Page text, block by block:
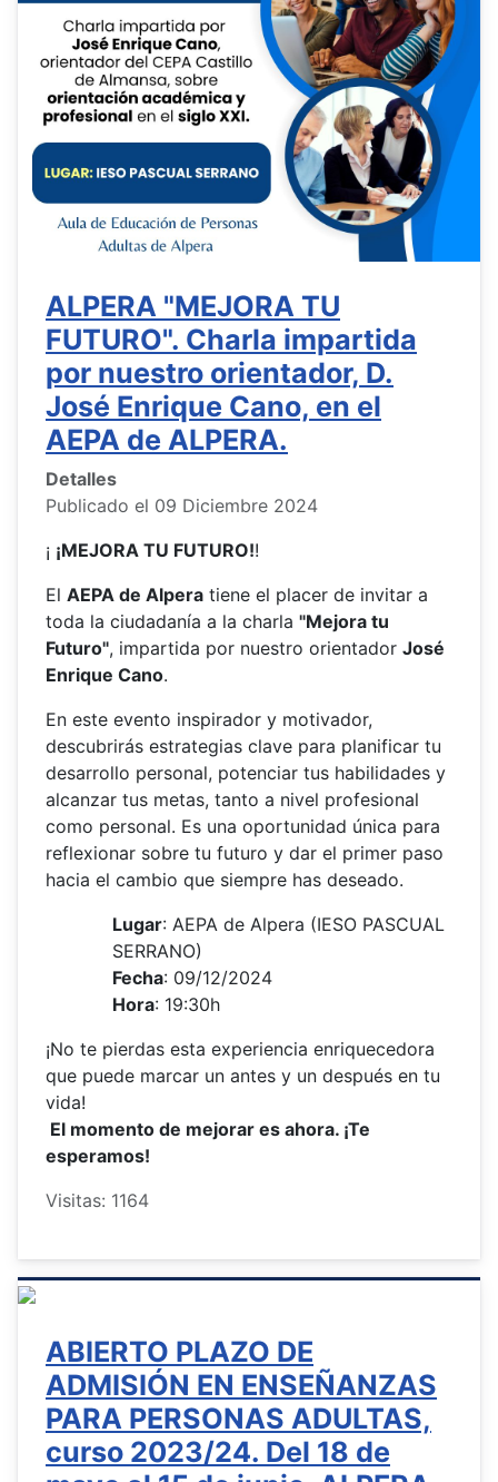
ALPERA "MEJORA TU
FUTURO". Charla impartida
por nuestro orientador, D.
José Enrique Cano, en el
AEPA de ALPERA.
Detalles
Publicado el 09 Diciembre 2024
¡ ¡MEJORA TU FUTURO!!
El AEPA de Alpera tiene el placer de invitar a
toda la ciudadanía a la charla "Mejora tu
Futuro", impartida por nuestro orientador José
Enrique Cano.
En este evento inspirador y motivador,
descubrirás estrategias clave para planificar tu
desarrollo personal, potenciar tus habilidades y
alcanzar tus metas, tanto a nivel profesional
como personal. Es una oportunidad única para
reflexionar sobre tu futuro y dar el primer paso
hacia el cambio que siempre has deseado.
Lugar: AEPA de Alpera (IESO PASCUAL
SERRANO)
Fecha: 09/12/2024
Hora: 19:30h
¡No te pierdas esta experiencia enriquecedora
que puede marcar un antes y un después en tu
vida!
El momento de mejorar es ahora. ¡Te
esperamos!
Visitas: 1164
ABIERTO PLAZO DE
ADMISIÓN EN ENSEÑANZAS
PARA PERSONAS ADULTAS,
curso 2023/24. Del 18 de